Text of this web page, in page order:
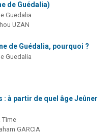
de Guédalia)
Guedalia
UZAN
de Guédalia, pourquoi ?
Guedalia
: à partir de quel âge Jeûner
Time
GARCIA